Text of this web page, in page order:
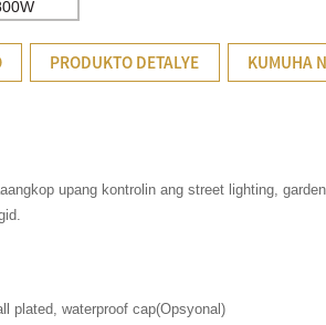
PRODUKTO DETALYE
KUMUHA
upang kontrolin ang street lighting,
plated, waterproof cap(Opsyonal)